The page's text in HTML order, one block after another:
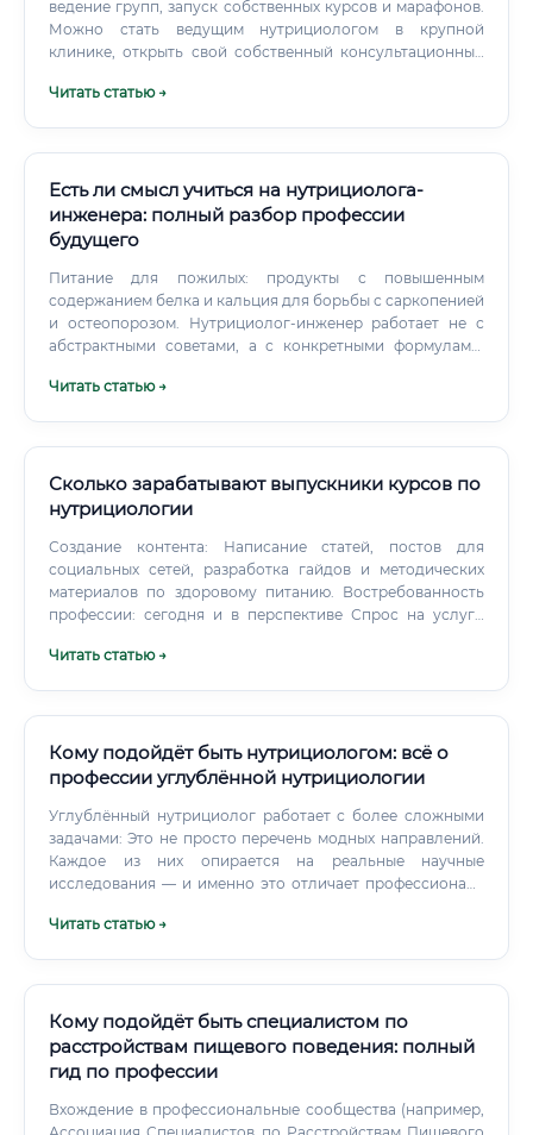
ведение групп, запуск собственных курсов и марафонов.
Можно стать ведущим нутрициологом в крупной
клинике, открыть свой собственный консультационный
или разработать свою линию функционального питания
Читать статью →
Есть ли смысл учиться на нутрициолога-
инженера: полный разбор профессии
будущего
Питание для пожилых: продукты с повышенным
содержанием белка и кальция для борьбы с саркопенией
и остеопорозом. Нутрициолог-инженер работает не с
абстрактными советами, а с конкретными формулами,
исследованиями.
Читать статью →
Сколько зарабатывают выпускники курсов по
нутрициологии
Создание контента: Написание статей, постов для
социальных сетей, разработка гайдов и методических
материалов по здоровому питанию. Востребованность
профессии: сегодня и в перспективе Спрос на услуги
только увеличиваться.
Читать статью →
Кому подойдёт быть нутрициологом: всё о
профессии углублённой нутрициологии
Углублённый нутрициолог работает с более сложными
задачами: Это не просто перечень модных направлений.
Каждое из них опирается на реальные научные
исследования — и именно это отличает профессионала
Специализации в нутрициологии Нутрициология — не
Читать статью →
Кому подойдёт быть специалистом по
расстройствам пищевого поведения: полный
гид по профессии
Вхождение в профессиональные сообщества (например,